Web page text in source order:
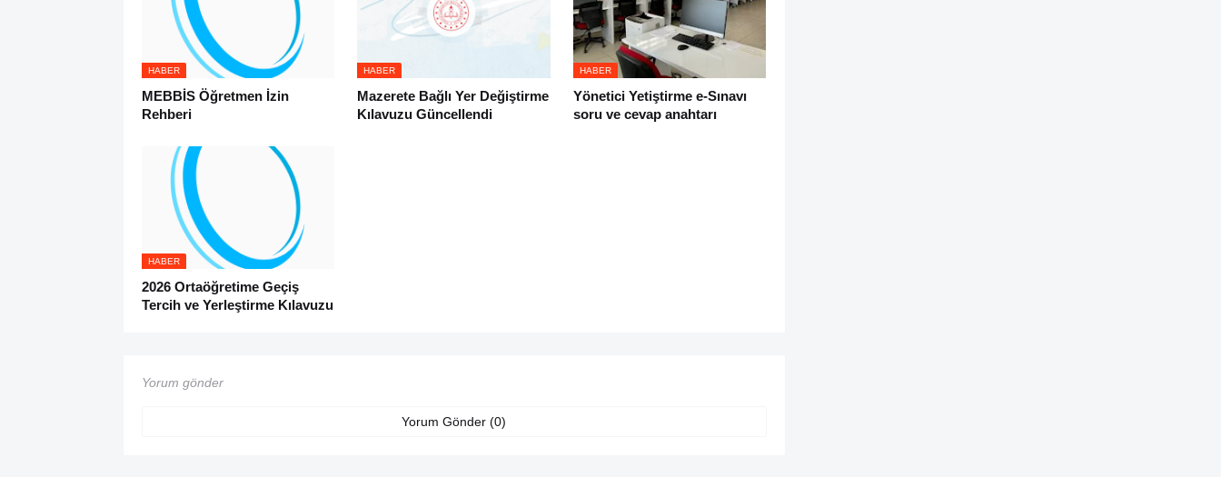
HABER
MEBBİS Öğretmen İzin
Rehberi
HABER
Mazerete Bağlı Yer Değiştirme
Kılavuzu Güncellendi
HABER
Yönetici Yetiştirme e-Sınavı
soru ve cevap anahtarı
HABER
2026 Ortaöğretime Geçiş
Tercih ve Yerleştirme Kılavuzu
Yorum gönder
Yorum Gönder (0)